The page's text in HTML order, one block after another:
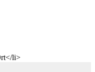
li>